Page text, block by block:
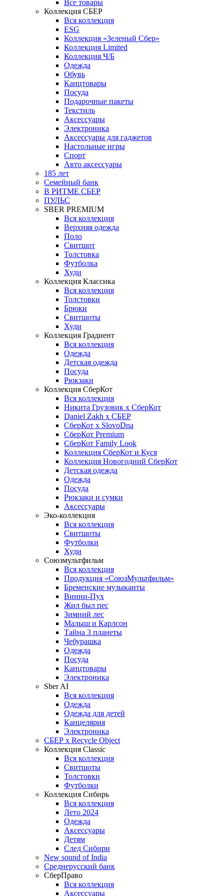
Все товары
Коллекция СБЕР
Вся коллекция
ESG
Коллекция «Зеленый Сбер»
Коллекция Limited
Коллекция Ч/Б
Одежда
Обувь
Канцтовары
Посуда
Подарочные пакеты
Текстиль
Аксессуары
Электроника
Аксессуары для гаджетов
Настольные игры
Спорт
Авто аксессуары
185 лет
Семейный банк
В РИТМЕ СБЕР
ПУЛЬС
SBER PREMIUM
Вся коллекция
Верхняя одежда
Поло
Свитшот
Толстовка
Футболка
Худи
Коллекция Классика
Вся коллекция
Толстовки
Брюки
Свитшоты
Худи
Коллекция Градиент
Вся коллекция
Одежда
Детская одежда
Посуда
Рюкзаки
Коллекция СберКот
Вся коллекция
Никита Грузовик х СберКот
Daniel Zakh x СБЕР
СберКот x SlovoDna
СберКот Premium
СберКот Family Look
Коллекция СберКот и Куся
Коллекция Новогодний СберКот
Детская одежда
Одежда
Посуда
Рюкзаки и сумки
Аксессуары
Эко-коллекция
Вся коллекция
Свитшоты
Футболки
Худи
Союзмультфильм
Вся коллекция
Продукция «СоюзМультфильм»
Бременские музыканты
Винни-Пух
Жил был пес
Зимний лес
Малыш и Карлсон
Тайна 3 планеты
Чебурашка
Одежда
Посуда
Канцтовары
Электроника
Sber AI
Вся коллекция
Одежда
Одежда для детей
Канцелярия
Электроника
СБЕР x Recycle Object
Коллекция Classic
Вся коллекция
Свитшоты
Толстовки
Футболки
Коллекция Сибирь
Вся коллекция
Лето 2024
Одежда
Аксессуары
Детям
След Сибири
New sound of India
Среднерусский банк
СберПраво
Вся коллекция
Аксессуары